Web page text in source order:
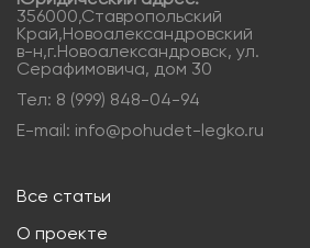
356000,Ставропольский
Край,Новоалександровский
в-н,г.Новоалександровск, ул.
Серафимовича, дом 30
Тел: 8 (999) 848-04-94
E-mail: info@pohudet-legko.ru
Все статьи
О проекте